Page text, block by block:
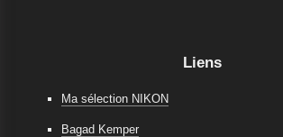
Liens
Ma sélection NIKON
Bagad Kemper